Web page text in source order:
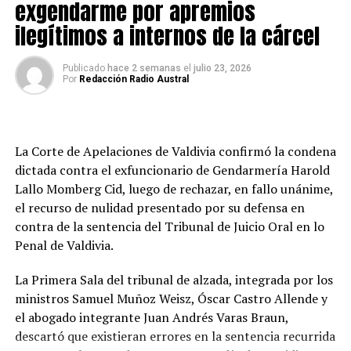
recopilados durante la investigación.
Los tres detenidos comparecieron este viernes ante el
Juzgado de Garantía de Río Bueno para el control de
detención. Sin embargo, a petición del Ministerio
estime pertinentes.
Post Views: 5
exgendarme por apremios
ilegítimos a internos de la cárcel
Publicado hace 2 semanas el julio 23, 2026
Por Redacción Radio Austral
La Corte de Apelaciones de Valdivia confirmó la condena
dictada contra el exfuncionario de Gendarmería Harold
Lallo Momberg Cid, luego de rechazar, en fallo unánime,
el recurso de nulidad presentado por su defensa en
contra de la sentencia del Tribunal de Juicio Oral en lo
Penal de Valdivia.
La Primera Sala del tribunal de alzada, integrada por los
ministros Samuel Muñoz Weisz, Óscar Castro Allende y
el abogado integrante Juan Andrés Varas Braun,
descartó que existieran errores en la sentencia recurrida